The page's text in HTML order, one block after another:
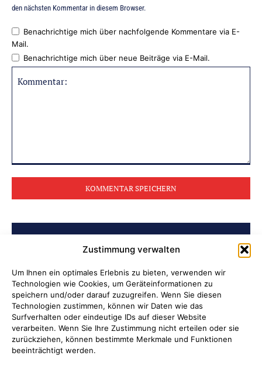
Zustimmung verwalten
Um Ihnen ein optimales Erlebnis zu bieten, verwenden wir
Technologien wie Cookies, um Geräteinformationen zu
speichern und/oder darauf zuzugreifen. Wenn Sie diesen
Technologien zustimmen, können wir Daten wie das
Surfverhalten oder eindeutige IDs auf dieser Website
verarbeiten. Wenn Sie Ihre Zustimmung nicht erteilen oder sie
zurückziehen, können bestimmte Merkmale und Funktionen
beeinträchtigt werden.
den nächsten Kommentar in diesem Browser.
Benachrichtige mich über nachfolgende Kommentare via E-
Mail.
Benachrichtige mich über neue Beiträge via E-Mail.
BELIEBTE BEITRÄGE
Ni hao in Attendorn
Lauter Abend in der NoiseBox
Kulturring Attendorn präsentiert
Kultursaison 2026/2027